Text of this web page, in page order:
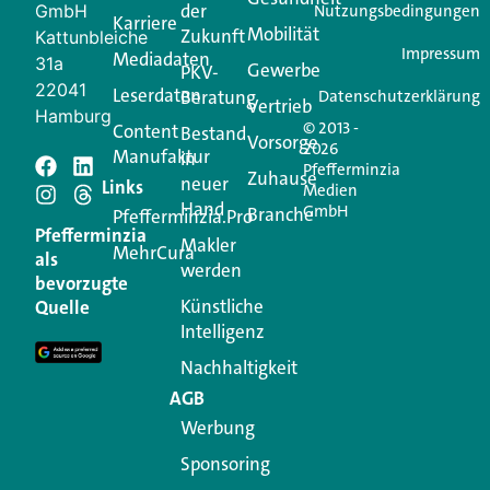
Jetzt anmelden
Schreiben Sie einen
Kommentar
Ihre E-Mail-Adresse wird nicht veröffentlicht.
Erforderliche Felder sind mit
Kommentar
GmbH
Kattunbleiche
31a
22041
Hamburg
Pfefferminzia
als
bevorzugte
Quelle
Karriere
Mediadaten
Leserdaten
Content
Manufaktur
Links
Pfefferminzia.Pro
MehrCura
der
Zukunft
PKV-
Beratung
Bestand
in
neuer
Hand
Makler
werden
Künstliche
Intelligenz
Nachhaltigkeit
AGB
Werbung
Sponsoring
Mobilität
Gewerbe
Vertrieb
Vorsorge
Zuhause
Branche
© 2013 -
2026
Pfefferminzia
Medien
GmbH
Nutzungsbedingungen
Impressum
Datenschutzerklärung